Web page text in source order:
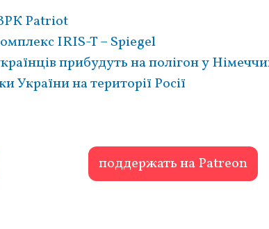
Patriot
IRIS-T – Spiegel
прибудуть на полігон у
України на території Росії
поддержать на Patreon